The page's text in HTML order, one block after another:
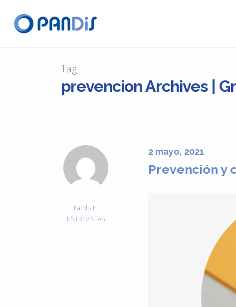
Tag
prevencion Archives |
2 mayo, 2021
Pandis In
ENTREVISTAS
Prevención y